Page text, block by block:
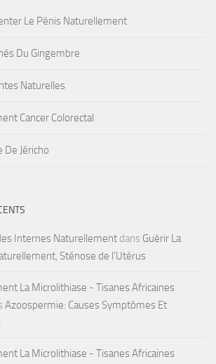
Le Pénis Naturellement
Du Gingembre
Naturelles
Cancer Colorectal
De Jéricho
Internes Naturellement dans Guérir La
Sténose de l’Utérus
La Microlithiase - Tisanes Africaines
Azoospermie: Causes Symptômes Et
La Microlithiase - Tisanes Africaines